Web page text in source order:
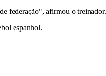
federação", afirmou o treinador.
espanhol.